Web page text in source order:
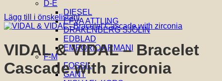
D-E
DIESEL
EFVA ATTLING
DRAKENBERG SJÖLIN
EDBLAD
EMPORIO ARMANI
F-M
FOSSIL
GANT
Lägg till i önskelistan!
VIDAL & VIDAL – Bracelet
Cascade with zirconia